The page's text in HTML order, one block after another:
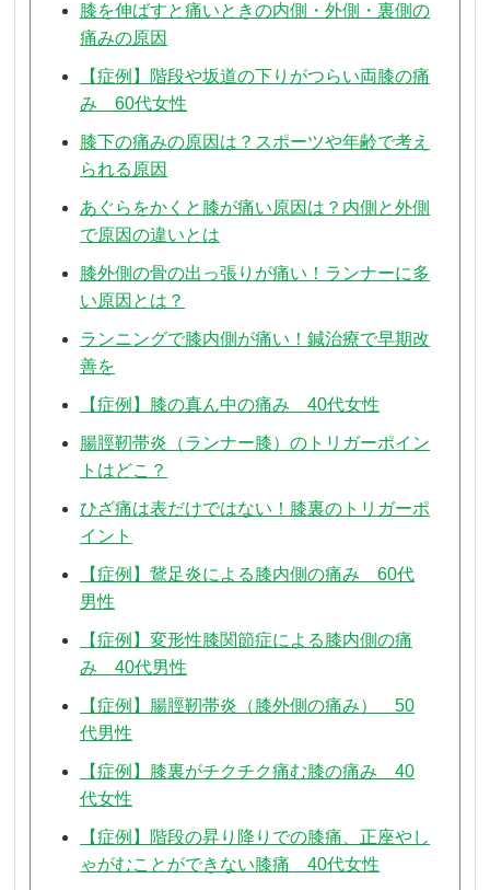
膝を伸ばすと痛いときの内側・外側・裏側の
痛みの原因
【症例】階段や坂道の下りがつらい両膝の痛
み 60代女性
膝下の痛みの原因は？スポーツや年齢で考え
られる原因
あぐらをかくと膝が痛い原因は？内側と外側
で原因の違いとは
膝外側の骨の出っ張りが痛い！ランナーに多
い原因とは？
ランニングで膝内側が痛い！鍼治療で早期改
善を
【症例】膝の真ん中の痛み 40代女性
腸脛靭帯炎（ランナー膝）のトリガーポイン
トはどこ？
ひざ痛は表だけではない！膝裏のトリガーポ
イント
【症例】鵞足炎による膝内側の痛み 60代
男性
【症例】変形性膝関節症による膝内側の痛
み 40代男性
【症例】腸脛靭帯炎（膝外側の痛み） 50
代男性
【症例】膝裏がチクチク痛む膝の痛み 40
代女性
【症例】階段の昇り降りでの膝痛、正座やし
ゃがむことができない膝痛 40代女性